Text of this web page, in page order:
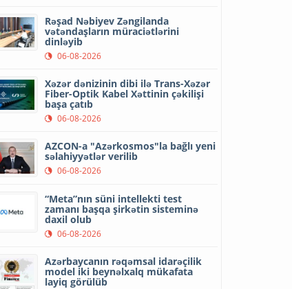
Rəşad Nəbiyev Zəngilanda
vətəndaşların müraciətlərini
dinləyib
06-08-2026
Xəzər dənizinin dibi ilə Trans-Xəzər
Fiber-Optik Kabel Xəttinin çəkilişi
başa çatıb
06-08-2026
AZCON-a "Azərkosmos"la bağlı yeni
səlahiyyətlər verilib
06-08-2026
“Meta”nın süni intellekti test
zamanı başqa şirkətin sisteminə
daxil olub
06-08-2026
Azərbaycanın rəqəmsal idarəçilik
model iki beynəlxalq mükafata
layiq görülüb